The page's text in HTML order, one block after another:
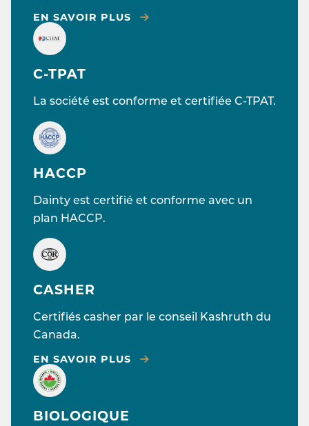
EN SAVOIR PLUS
C-TPAT
La société est conforme et certifiée C-TPAT.
HACCP
Dainty est certifié et conforme avec un
plan HACCP.
CASHER
Certifiés casher par le conseil Kashruth du
Canada.
EN SAVOIR PLUS
BIOLOGIQUE